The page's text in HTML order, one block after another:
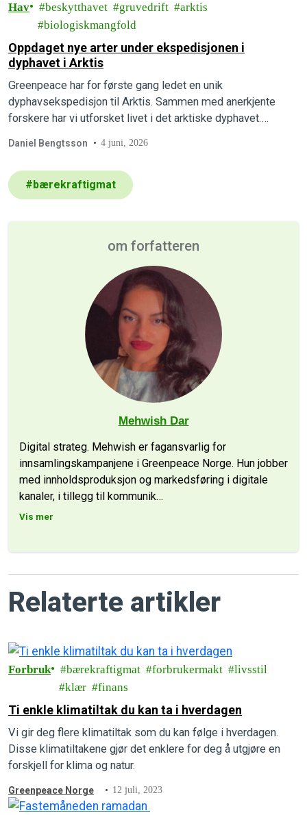
Hav beskytthavet gruvedrift
arktis
biologiskmangfold
Oppdaget nye arter under ekspedisjonen i
dyphavet i Arktis
Greenpeace har for første gang ledet en unik
dyphavsekspedisjon til Arktis. Sammen med anerkjente
forskere har vi utforsket livet i det arktiske dyphavet.
flere helt nye, hittil ukjente arter.
Daniel Bengtsson 4 juni, 2026
#bærekraftigmat
om forfatteren
Mehwish Dar
Digital strateg. Mehwish er fagansvarlig for
innsamlingskampanjene i Greenpeace Norge. Hun jobber
med innholdsproduksjon og markedsføring i digitale
kanaler, i tillegg til kommunik…
Vis mer
Relaterte artikler
Forbruk bærekraftigmat forbrukermakt
livsstil
klær
finans
Ti enkle klimatiltak du kan ta i hverdagen
Vi gir deg flere klimatiltak som du kan følge i hverdagen.
Disse klimatiltakene gjør det enklere for deg å utgjøre en
forskjell for klima og natur.
Greenpeace Norge 12 juli, 2023